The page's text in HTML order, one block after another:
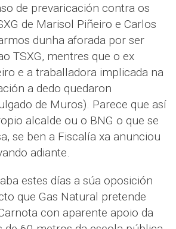
de prevaricación contra os
de Marisol Piñeiro e Carlos
dunha aforada por ser
TSXG, mentres que o ex
e a traballadora implicada na
a dedo quedaron
de Muros). Parece que así
alcalde ou o BNG o que se
se ben a Fiscalía xa anunciou
adiante.
estes días a súa oposición
que Gas Natural pretende
con aparente apoio da